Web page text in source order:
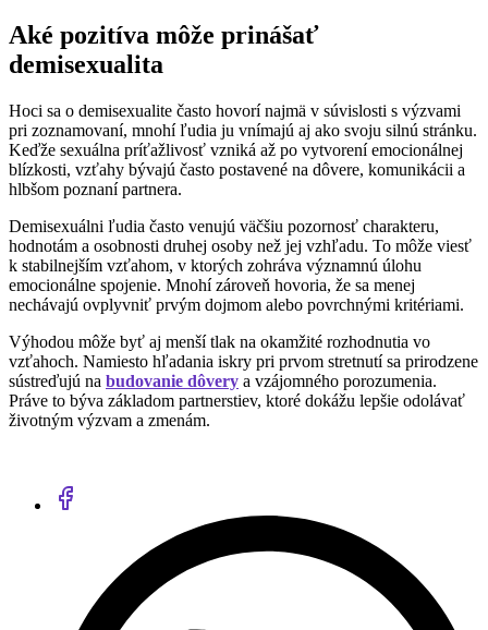
Aké pozitíva môže prinášať
demisexualita
Hoci sa o demisexualite často hovorí najmä v súvislosti s výzvami
pri zoznamovaní, mnohí ľudia ju vnímajú aj ako svoju silnú stránku.
Keďže sexuálna príťažlivosť vzniká až po vytvorení emocionálnej
blízkosti, vzťahy bývajú často postavené na dôvere, komunikácii a
hlbšom poznaní partnera.
Demisexuálni ľudia často venujú väčšiu pozornosť charakteru,
hodnotám a osobnosti druhej osoby než jej vzhľadu. To môže viesť
k stabilnejším vzťahom, v ktorých zohráva významnú úlohu
emocionálne spojenie. Mnohí zároveň hovoria, že sa menej
nechávajú ovplyvniť prvým dojmom alebo povrchnými kritériami.
Výhodou môže byť aj menší tlak na okamžité rozhodnutia vo
vzťahoch. Namiesto hľadania iskry pri prvom stretnutí sa prirodzene
sústreďujú na budovanie dôvery a vzájomného porozumenia.
Práve to býva základom partnerstiev, ktoré dokážu lepšie odolávať
životným výzvam a zmenám.